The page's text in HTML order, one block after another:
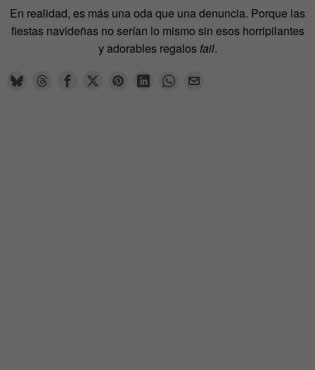
En realidad, es más una oda que una denuncia. Porque las
fiestas navideñas no serían lo mismo sin esos horripilantes
y adorables regalosfail.